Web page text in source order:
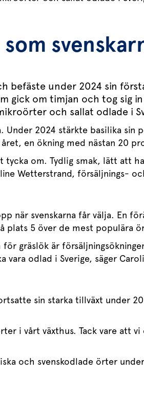
befäste under 2024 sin
gick om timjan och tog sig
och sallat odlade i
Under 2024 stärkte basilika
en ökning med nästan 20
om. Tydlig smak, lätt att
Wetterstrand, försäljnings-
när svenskarna får välja. En
plats 5 över de mest populära
gräslök är
odlad i Sverige, säger
sin starka tillväxt under
i vårt växthus. Tack vare att
och svenskodlade örter